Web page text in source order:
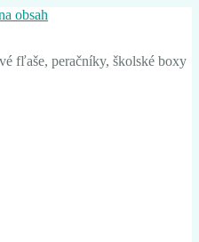
obsah
fľaše, peračníky, školské boxy